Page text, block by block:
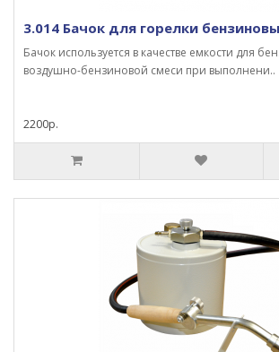
3.014 Бачок для горелки
Бачок используется в качестве емкости для
воздушно-бензиновой смеси при выполнени..
2200р.